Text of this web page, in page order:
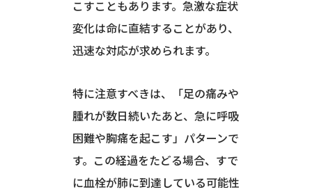
こすこともあります。急激な症状
変化は命に直結することがあり、
迅速な対応が求められます。
特に注意すべきは、「足の痛みや
腫れが数日続いたあと、急に呼吸
困難や胸痛を起こす」パターンで
す。この経過をたどる場合、すで
に血栓が肺に到達している可能性